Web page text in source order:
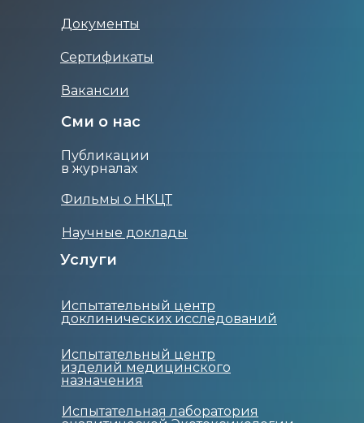
Документы
Сертификаты
Публикации
в журналах
Фильмы о НКЦТ
Научные доклады
Сми о нас
Испытательная лаборатория
Услуги
Испытательный центр
доклинических исследований
Испытательный центр
изделий медицинского
назначения
Вакансии